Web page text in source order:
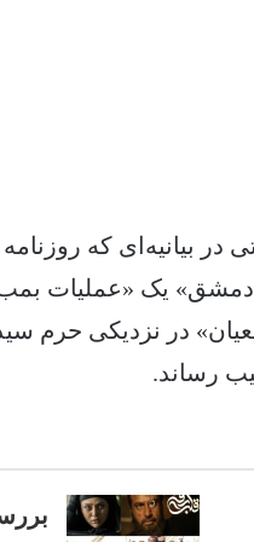
در بیانیه‌ای که روزنامه
یک «عملیات
در نزدیکی حرم
رساند.